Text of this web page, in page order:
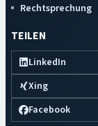
Rechtsprechung
TEILEN
LinkedIn
Xing
Facebook